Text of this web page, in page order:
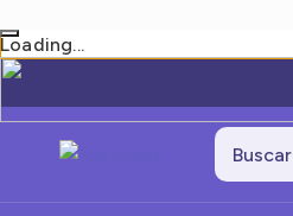
Loading...